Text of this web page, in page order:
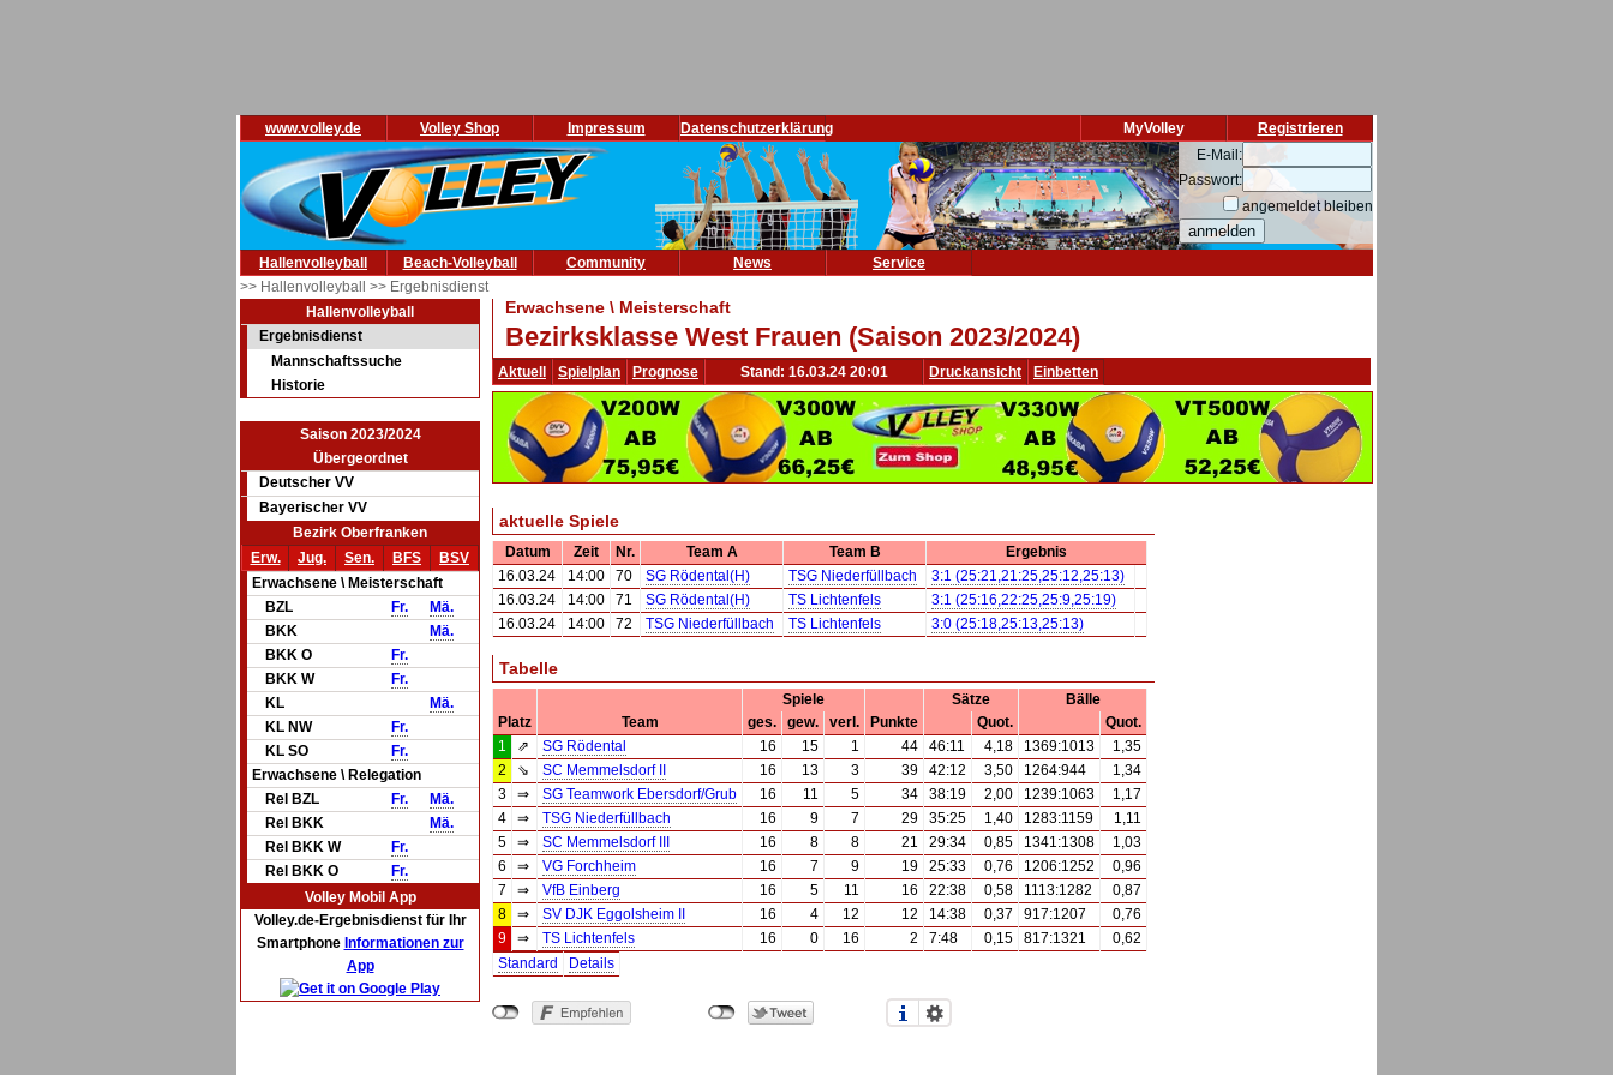
www.volley.de Volley Shop Impressum Datenschutzerklärung Registrieren
MyVolley
E-Mail:
Passwort:
angemeldet bleiben
Hallenvolleyball Beach-Volleyball Community News
Service
>> Hallenvolleyball >> Ergebnisdienst
Hallenvolleyball
Ergebnisdienst
Mannschaftssuche
Historie
Saison 2023/2024
Übergeordnet
Deutscher VV
Bayerischer VV
Bezirk Oberfranken
Erw.
Jug. Sen. BFS
BSV
Erwachsene \ Meisterschaft
BZL
Fr.
Mä.
BKK
Mä.
BKK O
Fr.
BKK W
Fr.
KL
Mä.
KL NW
Fr.
KL SO
Fr.
Erwachsene \ Relegation
Rel BZL
Fr.
Mä.
Rel BKK
Mä.
Rel BKK W
Fr.
Rel BKK O
Fr.
Volley Mobil App
Volley.de-Ergebnisdienst für Ihr
Smartphone Informationen zur
App
Erwachsene \ Meisterschaft
Bezirksklasse West Frauen (Saison 2023/2024)
Aktuell Spielplan Prognose Stand: 16.03.24 20:01 Druckansicht Einbetten
aktuelle Spiele
Datum Zeit Nr. Team A Team B
Ergebnis
16.03.24
14:00 70 SG Rödental(H) TSG Niederfüllbach
3:1 (25:21,21:25,25:12,25:13)
16.03.24
14:00 71 SG Rödental(H) TS Lichtenfels
3:1 (25:16,22:25,25:9,25:19)
16.03.24
14:00 72 TSG Niederfüllbach TS Lichtenfels 3:0 (25:18,25:13,25:13)
Tabelle
Spiele Sätze
Bälle
Platz
Team ges. gew. verl. Punkte Quot.
Quot.
1
⇗ SG Rödental 16 15 1 44 46:11 4,18 1369:1013
1,35
2
⇘ SC Memmelsdorf II 16 13 3 39 42:12 3,50 1264:944
1,34
3
⇒ SG Teamwork Ebersdorf/Grub 16 11 5 34 38:19 2,00 1239:1063
1,17
4
⇒ TSG Niederfüllbach 16 9 7 29 35:25 1,40 1283:1159
1,11
5
⇒ SC Memmelsdorf III 16 8 8 21 29:34 0,85 1341:1308
1,03
6
⇒ VG Forchheim 16 7 9 19 25:33 0,76 1206:1252
0,96
7
⇒ VfB Einberg 16 5 11 16 22:38 0,58 1113:1282
0,87
8
⇒ SV DJK Eggolsheim II 16 4 12 12 14:38 0,37 917:1207
0,76
9
⇒ TS Lichtenfels 16 0 16 2 7:48 0,15 817:1321
0,62
Standard
Details